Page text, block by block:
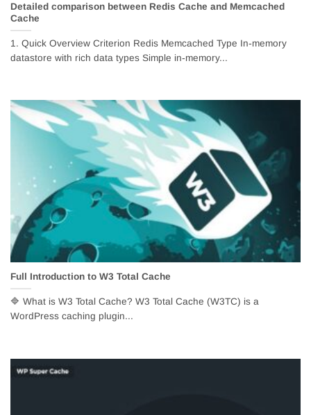
Detailed comparison between Redis Cache and Memcached
Cache
1. Quick Overview Criterion Redis Memcached Type In‑memory
datastore with rich data types Simple in‑memory...
Full Introduction to W3 Total Cache
🔷 What is W3 Total Cache? W3 Total Cache (W3TC) is a
WordPress caching plugin...